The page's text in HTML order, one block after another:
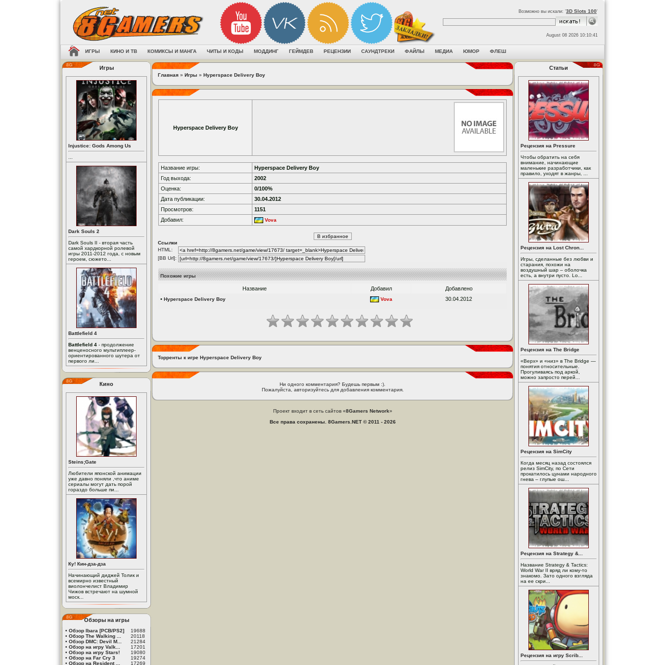
Возможно вы искали: '3D Slots 100'
August 08 2026 10:10:41
ИГРЫ КИНО И ТВ КОМИКСЫ И МАНГА ЧИТЫ И КОДЫ МОДДИНГ ГЕЙМДЕВ РЕЦЕНЗИИ САУНДТРЕКИ ФАЙЛЫ МЕДИА ЮМОР ФЛЕШ
Игры
Injustice: Gods Among Us
Dark Souls 2
Dark Souls II - вторая часть
самой хардкорной ролевой
игры 2011-2012 года, с новым
героем, сюжето...
Battlefield 4
Battlefield 4 - продолжение
венценосного мультиплеер-
ориентированного шутера от
первого ли...
Кино
Steins;Gate
Любители японской анимации
уже давно поняли ,что аниме
сериалы могут дать порой
гораздо больше пи...
Ку! Кин-дза-дза
Начинающий диджей Толик и
всемирно известный
виолончелист Владимир
Чижов встречают на шумной
моск...
Обзоры на игры
• Обзор Ibara [PCB/PS2]
19688
• Обзор The Walking ...
20118
• Обзор DMC: Devil M...
21284
• Обзор на игру Valk...
17201
• Обзор на игру Stars!
19080
• Обзор на Far Cry 3
19274
• Обзор на Resident ... 17269
Главная » Игры » Hyperspace Delivery Boy
Hyperspace Delivery Boy
Название игры:
Hyperspace Delivery Boy
Год выхода:
2002
Оценка:
0/100%
Дата публикации:
30.04.2012
Просмотров:
1151
Добавил:
Vova
Ссылки
HTML:
[BB Url]:
Похожие игры
Название Добавил
Добавлено
• Hyperspace Delivery Boy Vova 30.04.2012
Торренты к игре Hyperspace Delivery Boy
Ни одного комментария? Будешь первым :).
Пожалуйста, авторизуйтесь для добавления комментария.
Проект входит в сеть сайтов «8Gamers Network»
Все права сохранены. 8Gamers.NET © 2011 - 2026
Статьи
Рецензия на Pressure
Чтобы обратить на себя
внимание, начинающие
маленькие разработчики, как
правило, уходят в жанры, ...
Рецензия на Lost Chron...
Игры, сделанные без любви и
старания, похожи на
воздушный шар – оболочка
есть, а внутри пусто. Lo...
Рецензия на The Bridge
«Верх» и «низ» в The Bridge —
понятия относительные.
Прогуливаясь под аркой,
можно запросто перей...
Рецензия на SimCity
Когда месяц назад состоялся
релиз SimCity, по Сети
прокатилось цунами народного
гнева – глупые ош...
Рецензия на Strategy &...
Название Strategy & Tactics:
World War II вряд ли кому-то
знакомо. Зато одного взгляда
на ее скри...
Рецензия на игру Scrib...